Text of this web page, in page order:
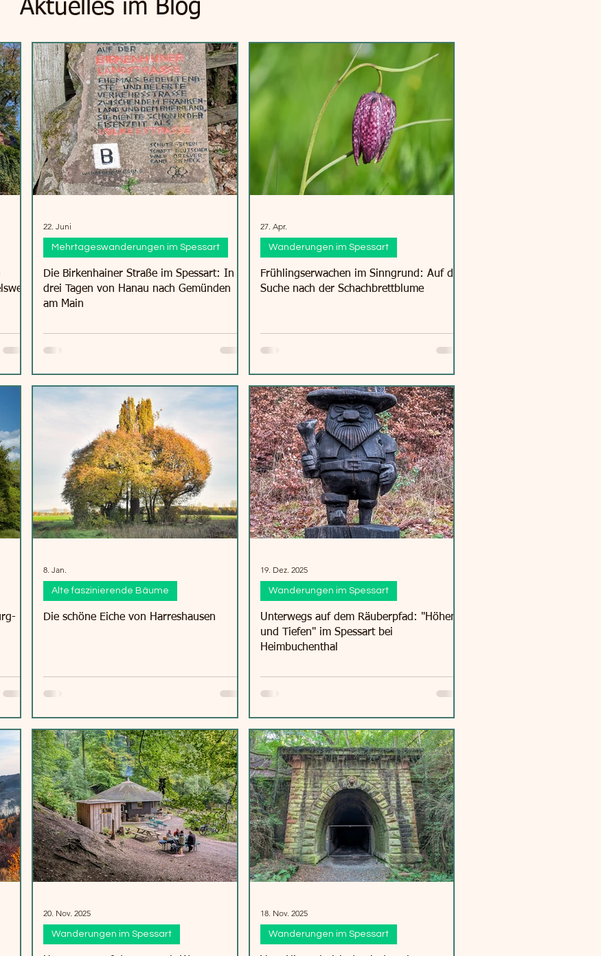
Aktuelles im Blog
Die Birkenhainer Straße im Spessart: In
drei Tagen von Hanau nach Gemünden
am Main
Mehrtageswanderungen im Spessart
22. Juni
Frühlingserwachen im Sinngrund: Auf der
Suche nach der Schachbrettblume
Wanderungen im Spessart
27. Apr.
Die schöne Eiche von Harreshausen
Alte faszinierende Bäume
8. Jan.
Unterwegs auf dem Räuberpfad: "Höhen
und Tiefen" im Spessart bei
Heimbuchenthal
Wanderungen im Spessart
19. Dez. 2025
Wanderungen im Spessart
20. Nov. 2025
Wanderungen im Spessart
18. Nov. 2025